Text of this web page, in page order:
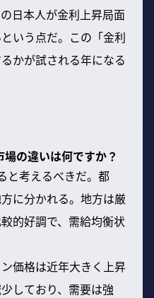
日本人が金利上昇局面
いう点だ。この「金利
かが試される年になる
の違いは何ですか？
と考えるべきだ。都
に分かれる。地方は厳
的好調で、需給均衡状
価格は近年大きく上昇
しており、需要は強